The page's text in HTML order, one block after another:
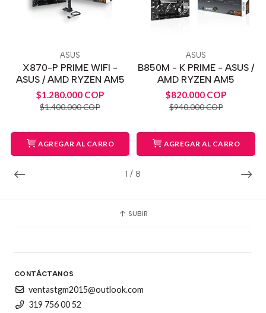
1 / 8
ASUS
X870-P PRIME WIFI -
ASUS / AMD RYZEN AM5
$1.280.000 COP
$1.400.000 COP
AGREGAR AL CARRO
ASUS
B850M - K PRIME - ASUS /
AMD RYZEN AM5
$820.000 COP
$940.000 COP
AGREGAR AL CARRO
SUBIR
CONTÁCTANOS
ventastgm2015@outlook.com
319 756 00 52